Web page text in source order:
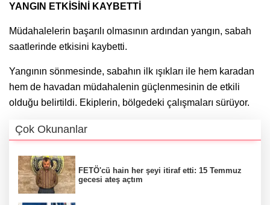
YANGIN ETKİSİNİ KAYBETTİ
Müdahalelerin başarılı olmasının ardından yangın, sabah
saatlerinde etkisini kaybetti.
Yangının sönmesinde, sabahın ilk ışıkları ile hem karadan
hem de havadan müdahalenin güçlenmesinin de etkili
olduğu belirtildi. Ekiplerin, bölgedeki çalışmaları sürüyor.
Çok Okunanlar
FETÖ'cü hain her şeyi itiraf etti: 15 Temmuz
gecesi ateş açtım